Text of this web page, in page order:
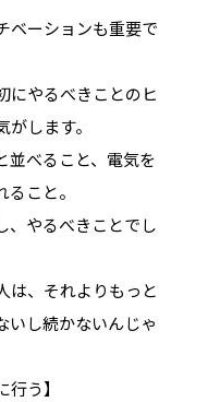
ベーションも重要で
にやるべきことのヒ
します。
並べること、電気を
こと。
、やるべきことでし
は、それよりもっと
いし続かないんじゃ
う】